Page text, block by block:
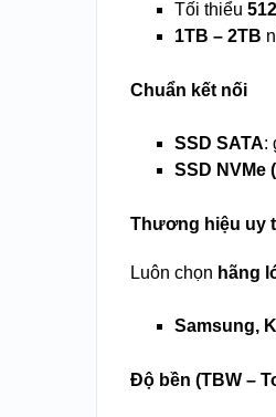
Tối thiểu
1TB – 2TB
Chuẩn kết nối
SSD SATA:
SSD NVMe
Thương hiệu uy
Luôn chọn hãng
Samsung,
Độ bền (TBW –